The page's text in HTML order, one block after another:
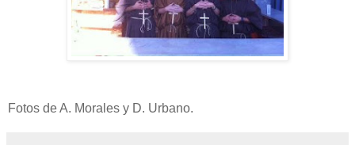
Fotos de A. Morales y D. Urbano.